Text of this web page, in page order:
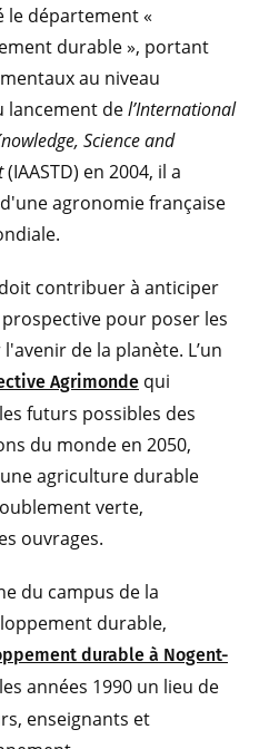
le département «
durable », portant
au niveau
lancement del’International
Science and
(IAASTD) en 2004, il a
agronomie française
contribuer à anticiper
pour poser les
de la planète. L’un
Agrimonde qui
futurs possibles des
du monde en 2050,
agriculture durable
verte,
ouvrages.
du campus de la
durable,
durable à Nogent-
années 1990 un lieu de
enseignants et